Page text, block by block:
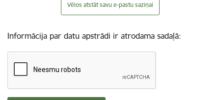
Vēlos atstāt savu e-pastu saziņai
Informācija par datu apstrādi ir atrodama sadaļā: